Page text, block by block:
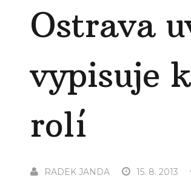
Ostrava
vypisuje
rolí
RADEK JANDA 15. 8. 2013